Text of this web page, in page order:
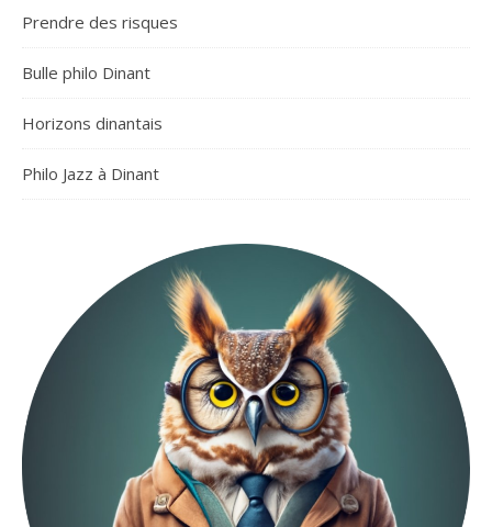
Prendre des risques
Bulle philo Dinant
Horizons dinantais
Philo Jazz à Dinant